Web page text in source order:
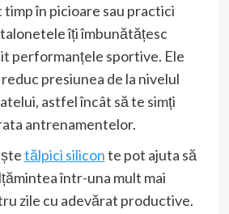
în picioare sau practici
îți îmbunătățesc
performanțele sportive. Ele
presiunea de la nivelul
astfel încât să te simți
antrenamentelor.
tălpici siliconte pot ajuta să
într-una mult mai
zile cu adevărat productive.